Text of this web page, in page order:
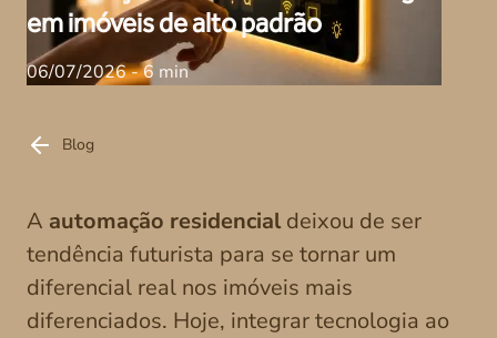
em imóveis de alto padrão
06/07/2026 - 6 min
Blog
A automação residencial deixou de ser
tendência futurista para se tornar um
diferencial real nos imóveis mais
diferenciados. Hoje, integrar tecnologia ao